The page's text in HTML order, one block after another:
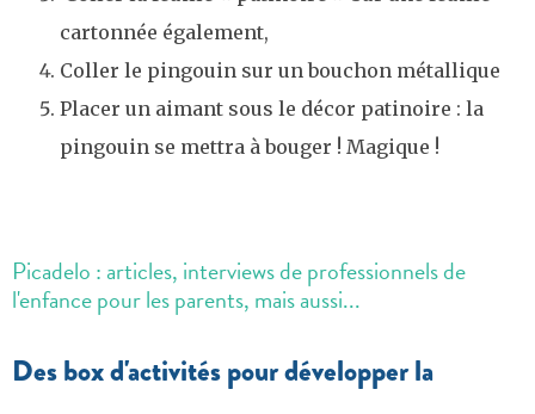
cartonnée également,
Coller le pingouin sur un bouchon métallique
Placer un aimant sous le décor patinoire : la
pingouin se mettra à bouger ! Magique !
Picadelo : articles, interviews de professionnels de
l'enfance pour les parents, mais aussi...
Des box d'activités pour développer la